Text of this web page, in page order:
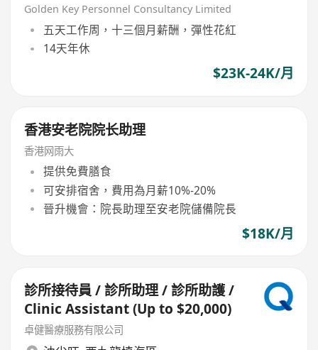
Golden Key Personnel Consultancy Limited
五天工作周，十三個月薪酬，彈性花紅
14天年休
$23K-24K/月
香港安老院院长助理
香港网雨大
提供免費膳食
可安排宿舍，費用為月薪10%-20%
晉升機會：院長助理至安老院儲備院長
$18K/月
診所接待員 / 診所助理 / 診所助護 /
Clinic Assistant (Up to $20,000)
卓健醫療服務有限公司